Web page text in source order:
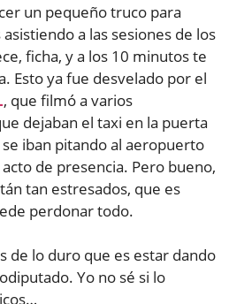
un pequeño truco para
a las sesiones de los
ficha, y a los 10 minutos te
Esto ya fue desvelado por el
, que filmó a varios
dejaban el taxi en la puerta
iban pitando al aeropuerto
de presencia. Pero bueno,
tan estresados, que es
perdonar todo.
de lo duro que es estar dando
Yo no sé si lo